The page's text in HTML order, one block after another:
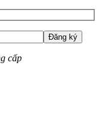
cấp